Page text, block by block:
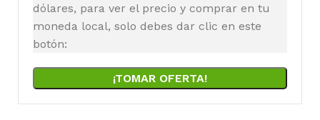
dólares, para ver el precio y comprar en tu
moneda local, solo debes dar clic en este
botón:
¡TOMAR OFERTA!